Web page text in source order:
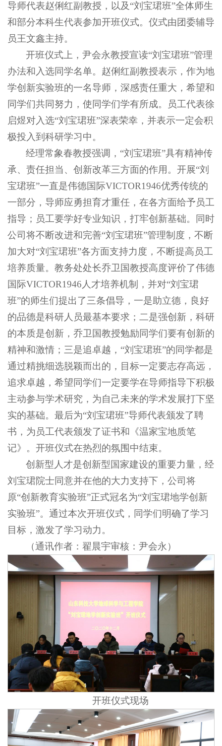
导师代表赵俐红副教授，以及“刘宝珺班”全体师生
和部分本科生代表参加开班仪式。仪式由团委辅导
员王文鑫主持。
开班仪式上，尹会永教授宣读“刘宝珺班”管理
办法和入选同学名单。赵俐红副教授表示，作为地
学创新实验班的一名导师，深感责任重大，希望和
同学们共同努力，使同学们学有所成。员工代表徐
启煜对入选“刘宝珺班”深表荣幸，并表示一定会积
极投入到科研学习中。
经理常象春教授强调，“刘宝珺班”具有精神传
承、责任担当、创新改革三方面的作用。开展“刘
宝珺班”一直是伟德国际VICTOR1946优秀传统的
一部分，导师应勇担育才重任，在各方面给予员工
指导；员工要学好专业知识，打牢创新基础。同时
公司将不断改进和完善“刘宝珺班”管理制度，不断
加大对“刘宝珺班”各方面支持力度，不断提高员工
培养质量。教务处处长乔卫国教授高度评价了伟德
国际VICTOR1946人才培养机制，并对“刘宝珺
班”的师生们提出了三条倡导，一是助立德，良好
的品德是科研人员最基本要求；二是强创新，科研
的本质是创新，乔卫国教授勉励同学们要有创新的
精神和激情；三是追卓越，“刘宝珺班”的同学都是
通过精挑细选脱颖而出的，目标一定要志存高远，
追求卓越，希望同学们一定要学在导师指导下积极
主动参与学术研究，为自己未来的学术发展打下坚
实的基础。最后为“刘宝珺班”导师代表颁发了聘
书，为员工代表颁发了证书和《温家宝地质笔
记》。开班仪式在热烈的氛围中结束。
创新型人才是创新型国家建设的重要力量，经
刘宝珺院士同意并在他的大力支持下，公司将
原“创新教育实验班”正式冠名为“刘宝珺地学创新
实验班”。通过本次开班仪式，同学们明确了学习
目标，激发了学习动力。
（通讯作者：翟晨宇审核：尹会永）
开班仪式现场